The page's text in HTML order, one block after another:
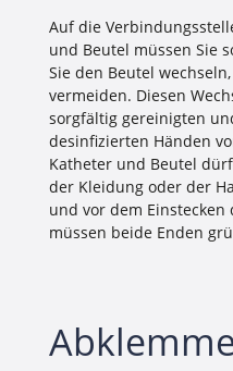
Auf die
und Beutel müssen Sie
Sie den Beutel
vermeiden. Diesen
sorgfältig gereinigten
desinfizierten Händen
Katheter und Beutel
der Kleidung oder der
und vor dem
müssen beide Enden